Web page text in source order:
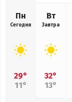
Пн
Сегодня
29°
11°
Вт
Завтра
32°
13°